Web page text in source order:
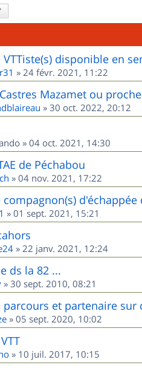
VTTiste(s) disponible en
» 24 févr. 2021, 11:22
Mazamet ou proche
» 30 oct. 2022, 20:12
» 04 oct. 2021, 14:30
de Péchabou
» 04 nov. 2021, 17:22
compagnon(s)
» 01 sept. 2021, 15:21
» 22 janv. 2021, 12:24
ds la 82 ...
» 30 sept. 2010, 08:21
parcours et partenaire sur
» 05 sept. 2020, 10:02
» 10 juil. 2017, 10:15